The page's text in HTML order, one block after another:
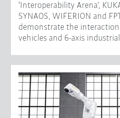
‘Interoperability Arena’,
SYNAOS, WIFERION and
demonstrate the
vehicles and 6-axis